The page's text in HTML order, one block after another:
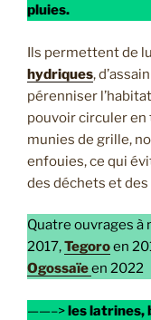
pluies.
Ils permettent de
hydriques,
pérenniser
pouvoir circuler en
munies de grille,
enfouies, ce qui
des déchets et
Quatre ouvrages à
2017,Tegoroen
Ogossaïeen 2022
——–>les latrines,